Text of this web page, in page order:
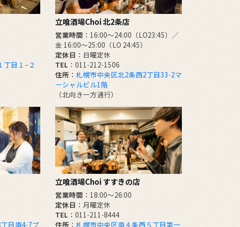
丁目１−２
立喰酒場Choi 北2条店
営業時間 ：16:00～24:00（LO23:45）／
金 16:00～25:00（LO 24:45）
定休日 ：日曜定休
TEL ：011-212-1506
住所 ： 札幌市中央区北2条西2丁目33-2マ
ーシャルビル1階
（北向き一方通行）
目南4-7プ
立喰酒場Choi すすきの店
営業時間 ：18:00～26:00
定休日 ：月曜定休
TEL ：011-211-8444
住所 ： 札幌市中央区南４条西５丁目第一